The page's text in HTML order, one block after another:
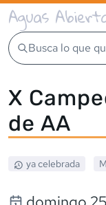
Aguas
Busca lo que
X
de AA
ya celebrada